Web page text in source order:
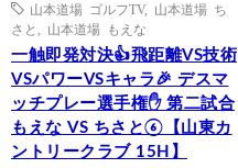
山本道場 ゴルフTV, 山本道場 ち
さと
山本道場 もえな
一触即発対決👍飛距離VS技術
VSパワーVSキャラ🎉 デスマ
ッチプレー選手権✋ 第二試合
もえな VS ちさと⑥【山東カ
ントリークラブ 15H】